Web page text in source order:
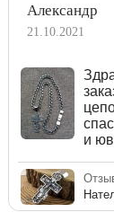
Александр
21.10.2021
и